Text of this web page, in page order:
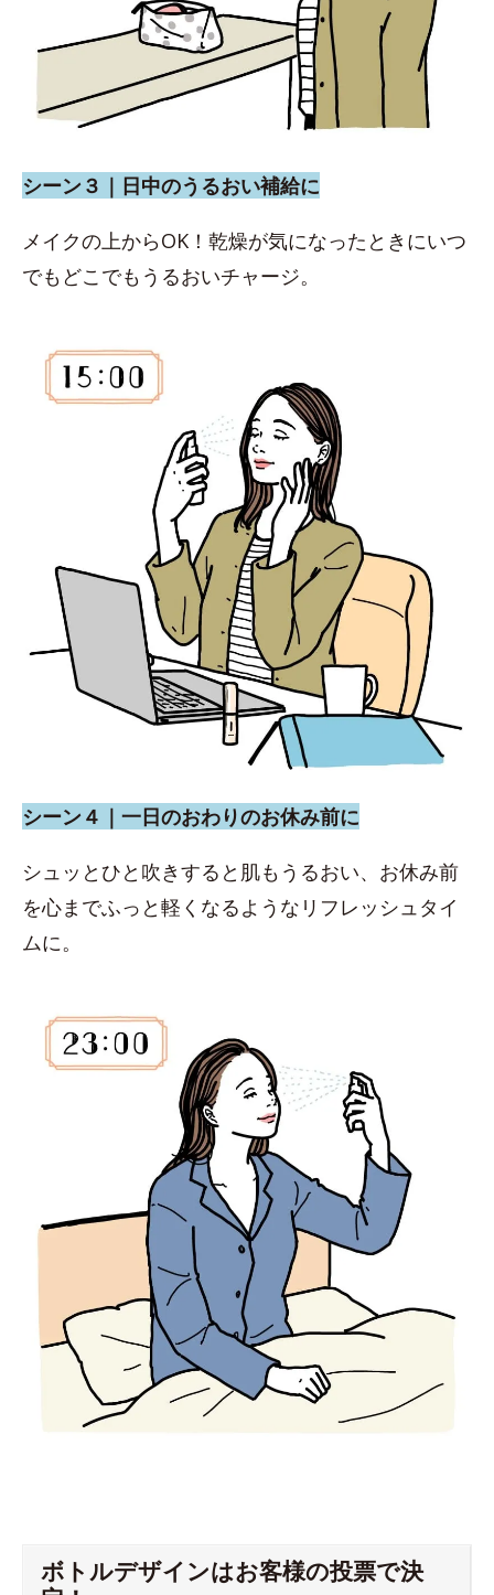
シーン３｜日中のうるおい補給に
メイクの上からOK！乾燥が気になったときにいつ
でもどこでもうるおいチャージ。
シーン４｜一日のおわりのお休み前に
シュッとひと吹きすると肌もうるおい、お休み前
を心までふっと軽くなるようなリフレッシュタイ
ムに。
ボトルデザインはお客様の投票で決